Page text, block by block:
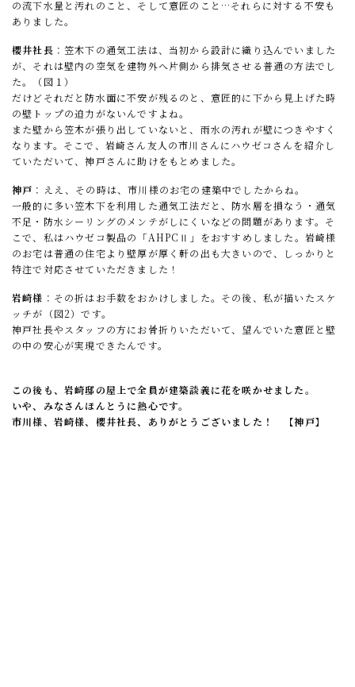
の流下水量と汚れのこと、そして意匠のこと…それらに対する不安も
ありました。
櫻井社長 ：笠木下の通気工法は、当初から設計に織り込んでいました
が、それは壁内の空気を建物外へ片側から排気させる普通の方法でし
た。（図１）
だけどそれだと防水面に不安が残るのと、意匠的に下から見上げた時
の壁トップの迫力がないんですよね。
また壁から笠木が張り出していないと、雨水の汚れが壁につきやすく
なります。そこで、岩崎さん友人の市川さんにハウゼコさんを紹介し
ていただいて、神戸さんに助けをもとめました。
神戸 ：ええ、その時は、市川様のお宅の建築中でしたからね。
一般的に多い笠木下を利用した通気工法だと、防水層を損なう・通気
不足・防水シーリングのメンテがしにくいなどの問題があります。そ
こで、私はハウゼコ製品の「AHPCⅡ」をおすすめしました。岩崎様
のお宅は普通の住宅より壁厚が厚く軒の出も大きいので、しっかりと
特注で対応させていただきました！
岩崎様 ：その折はお手数をおかけしました。その後、私が描いたスケ
ッチが（図2）です。
神戸社長やスタッフの方にお骨折りいただいて、望んでいた意匠と壁
の中の安心が実現できたんです。
この後も、岩崎邸の屋上で全員が建築談義に花を咲かせました。
いや、みなさんほんとうに熱心です。
市川様、岩崎様、櫻井社長、ありがとうございました！ 【神戸】